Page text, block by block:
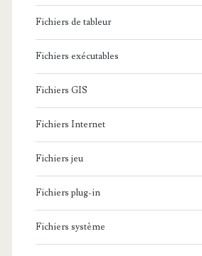
Fichiers de tableur
Fichiers exécutables
Fichiers GIS
Fichiers Internet
Fichiers jeu
Fichiers plug-in
Fichiers système